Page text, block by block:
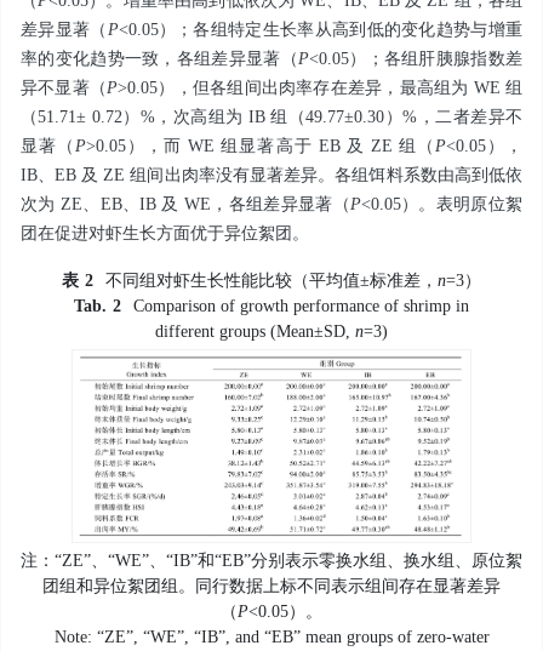
差异显著（ P<0.05）；各组特定生长率从高到低的变化趋势与增重
率的变化趋势一致，各组差异显著（P<0.05）；各组肝胰腺指数差
异不显著（P>0.05），但各组间出肉率存在差异，最高组为 WE 组
（51.71± 0.72）%，次高组为 IB 组（49.77±0.30）%，二者差异不
显著（P>0.05），而 WE 组显著高于 EB 及 ZE 组（ P<0.05），
IB、EB 及 ZE 组间出肉率没有显著差异。各组饵料系数由高到低依
次为 ZE、EB、IB 及 WE，各组差异显著（P<0.05）。表明原位絮
团在促进对虾生长方面优于异位絮团。
表 2 不同组对虾生长性能比较（平均值±标准差， n=3）
Tab. 2
Comparison of growth performance of shrimp in
different groups (Mean±SD, n=3)
注：“ZE”、“WE”、“IB”和“EB”分别表示零换水组、换水组、原位絮
团组和异位絮团组。同行数据上标不同表示组间存在显著差异
（ P<0.05）。
Note: “ZE”, “WE”, “IB”, and “EB” mean groups of zero-water